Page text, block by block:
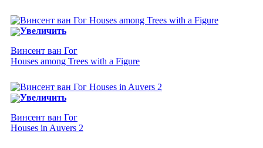
Увеличить
Винсент ван Гог
Houses among Trees with a Figure
Увеличить
Винсент ван Гог
Houses in Auvers 2